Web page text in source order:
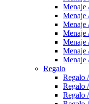
Menaje
Menaje
Regalo
Regalo
Regalo
Regalo